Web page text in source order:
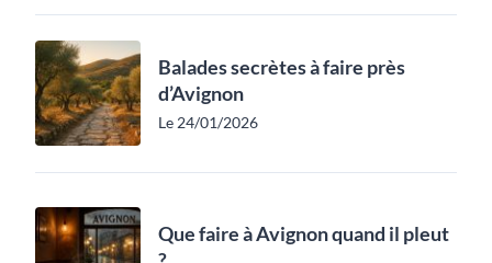
Balades secrètes à faire près
d’Avignon
Le 24/01/2026
Que faire à Avignon quand il pleut